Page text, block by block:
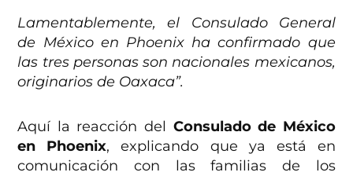
Lamentablemente, el Consulado General
de México en Phoenix ha confirmado que
las tres personas son nacionales mexicanos,
originarios de Oaxaca”.
Aquí la reacción del Consulado de México
en Phoenix, explicando que ya está en
comunicación con las familias de los